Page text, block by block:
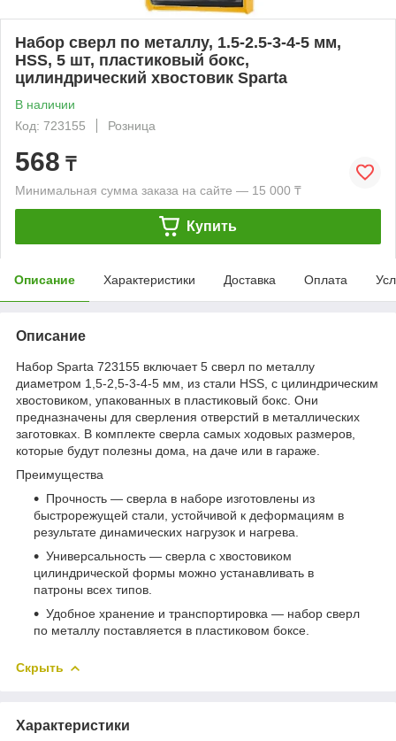
Набор сверл по металлу, 1.5-2.5-3-4-5 мм,
HSS, 5 шт, пластиковый бокс,
цилиндрический хвостовик Sparta
В наличии
Код: 723155
Розница
568 ₸
Минимальная сумма заказа на сайте — 15 000 ₸
Купить
Описание Характеристики Доставка Оплата
Описание
Набор Sparta 723155 включает 5 сверл по металлу
диаметром 1,5-2,5-3-4-5 мм, из стали HSS, с цилиндрическим
хвостовиком, упакованных в пластиковый бокс. Они
предназначены для сверления отверстий в металлических
заготовках. В комплекте сверла самых ходовых размеров,
которые будут полезны дома, на даче или в гараже.
Преимущества
Прочность — сверла в наборе изготовлены из
быстрорежущей стали, устойчивой к деформациям в
результате динамических нагрузок и нагрева.
Универсальность — сверла с хвостовиком
цилиндрической формы можно устанавливать в
патроны всех типов.
Удобное хранение и транспортировка — набор сверл
по металлу поставляется в пластиковом боксе.
Скрыть
Характеристики